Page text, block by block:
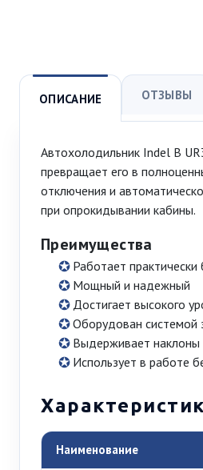
ОПИСАНИЕ ОТЗЫВЫ
Автохолодильник Indel B
превращает его в
отключения и
при опрокидывании кабины.
Преимущества
Работает
Мощный и надежный
Достигает высокого
Оборудован системой
Выдерживает наклоны
Использует в работе
Наименование